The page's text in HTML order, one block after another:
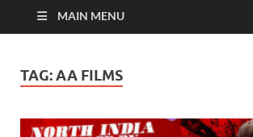
MAIN MENU
TAG:AA FILMS